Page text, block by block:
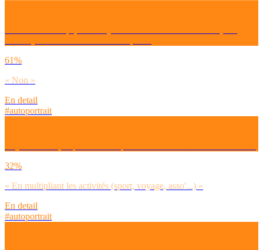
61%
« Non »
En detail
#autoportrait
32%
« En multipliant les activités (sport, voyage, asso'...) »
En detail
#autoportrait